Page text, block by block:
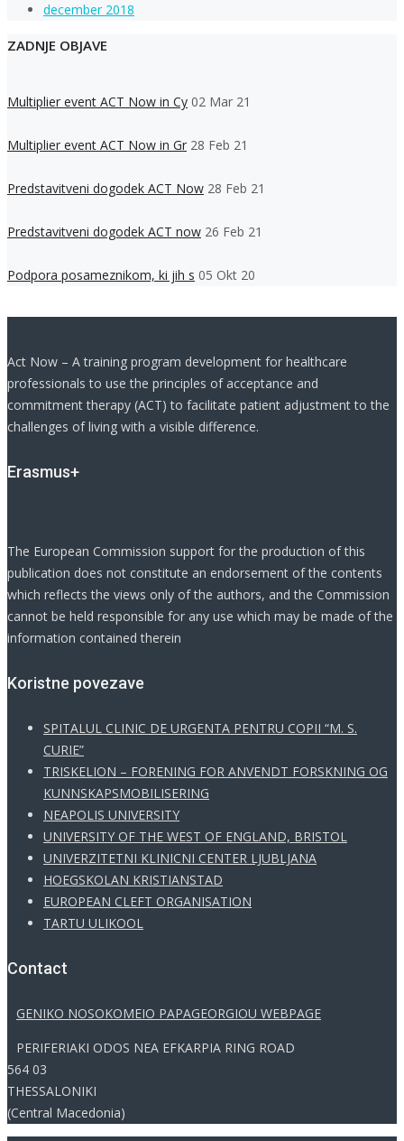
december 2018
ZADNJE OBJAVE
Multiplier event ACT Now in Cy 02 Mar 21
Multiplier event ACT Now in Gr 28 Feb 21
Predstavitveni dogodek ACT Now 28 Feb 21
Predstavitveni dogodek ACT now 26 Feb 21
Podpora posameznikom, ki jih s 05 Okt 20
Act Now – A training program development for healthcare
professionals to use the principles of acceptance and
commitment therapy (ACT) to facilitate patient adjustment to the
challenges of living with a visible difference.
Erasmus+
The European Commission support for the production of this
publication does not constitute an endorsement of the contents
which reflects the views only of the authors, and the Commission
cannot be held responsible for any use which may be made of the
information contained therein
Koristne povezave
SPITALUL CLINIC DE URGENTA PENTRU COPII “M. S.
CURIE”
TRISKELION – FORENING FOR ANVENDT FORSKNING OG
KUNNSKAPSMOBILISERING
NEAPOLIS UNIVERSITY
UNIVERSITY OF THE WEST OF ENGLAND, BRISTOL
UNIVERZITETNI KLINICNI CENTER LJUBLJANA
HOEGSKOLAN KRISTIANSTAD
EUROPEAN CLEFT ORGANISATION
TARTU ULIKOOL
Contact
GENIKO NOSOKOMEIO PAPAGEORGIOU WEBPAGE
PERIFERIAKI ODOS NEA EFKARPIA RING ROAD
564 03
THESSALONIKI
(Central Macedonia)